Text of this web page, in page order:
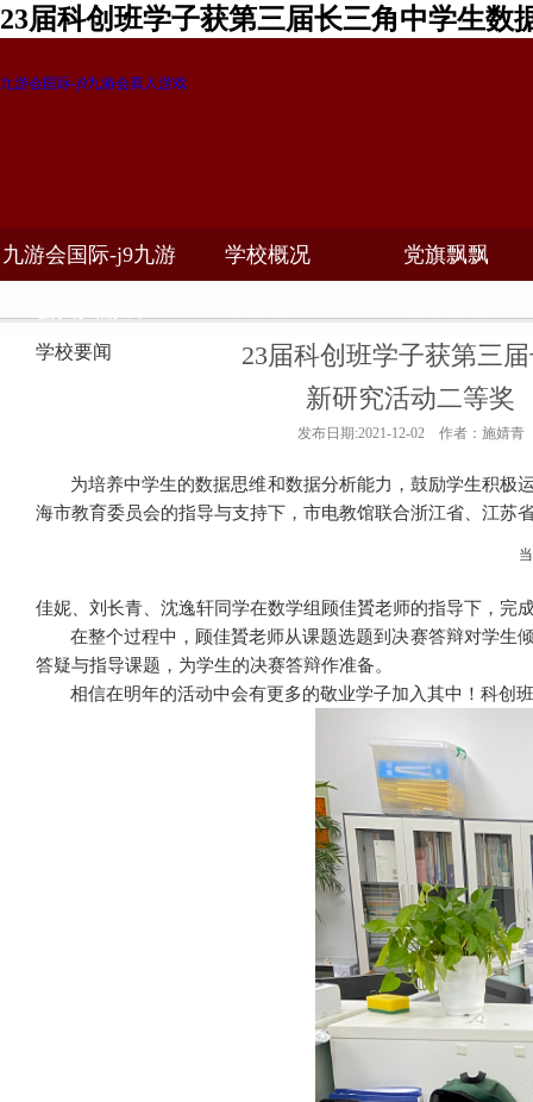
23届科创班学子获第三届长三角中学生
九游会国际-j9九游会真人游戏
九游会国际-j9九游 学校概况 党旗飘飘
学校要闻
23届科创班学子获第三
新研究活动二等奖
发布日期:2021-12-02 作者：施婧青
为培养中学生的数据思维和数据分析能力，鼓励学生积极
海市教育委员会的指导与支持下，市电教馆联合浙江省、江苏
佳妮、刘长青、沈逸轩同学在数学组顾佳贇老师的指导下，完
在整个过程中，顾佳贇老师从课题选题到决赛答辩对学生
答疑与指导课题，为学生的决赛答辩作准备。
相信在明年的活动中会有更多的敬业学子加入其中！科创